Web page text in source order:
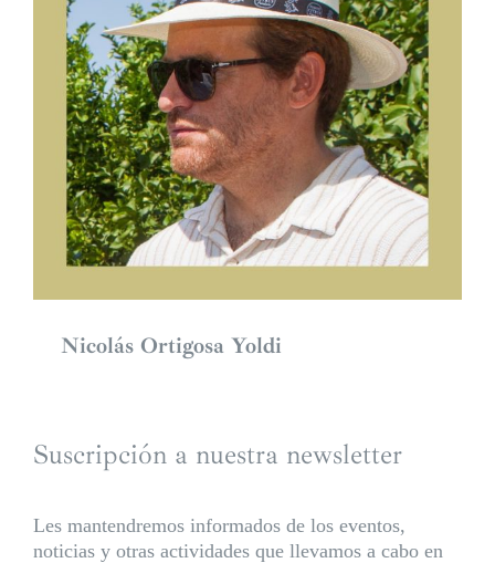
Nicolás Ortigosa Yoldi
Suscripción a nuestra newsletter
Les mantendremos informados de los eventos,
noticias y otras actividades que llevamos a cabo en